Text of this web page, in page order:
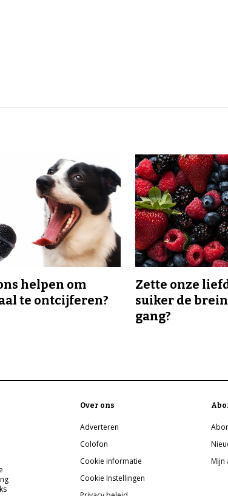
helpen om
te ontcijferen?
Zette onze
suiker de
gang?
Over ons
Adverteren
Colofon
Cookie informatie
Cookie Instellingen
Mijn